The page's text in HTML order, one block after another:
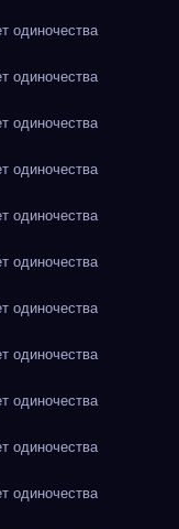
одиночества
одиночества
одиночества
одиночества
одиночества
одиночества
одиночества
одиночества
одиночества
одиночества
одиночества